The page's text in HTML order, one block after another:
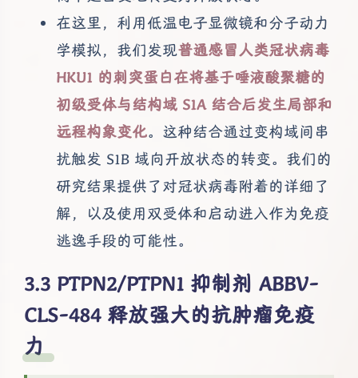
在这里，利用低温电子显微镜和分子动力
学模拟，我们发现普通感冒人类冠状病毒
HKU1 的刺突蛋白在将基于唾液酸聚糖的
初级受体与结构域 S1A 结合后发生局部和
远程构象变化。这种结合通过变构域间串
扰触发 S1B 域向开放状态的转变。我们的
研究结果提供了对冠状病毒附着的详细了
解，以及使用双受体和启动进入作为免疫
逃逸手段的可能性。
PTPN2/PTPN1 抑制剂 ABBV-
CLS-484 释放强大的抗肿瘤免疫
力